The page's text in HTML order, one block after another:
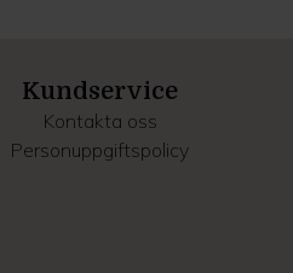
Kundservice
Kontakta oss
Personuppgiftspolicy